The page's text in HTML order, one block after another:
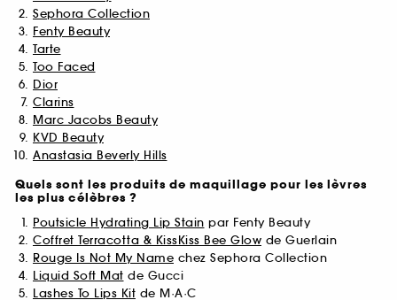
Sephora Collection
Fenty Beauty
Tarte
Too Faced
Dior
Clarins
Marc Jacobs Beauty
KVD Beauty
Anastasia Beverly Hills
Quels sont les produits de maquillage pour les lèvres
les plus célèbres ?
Poutsicle Hydrating Lip Stain par Fenty Beauty
Coffret Terracotta & KissKiss Bee Glow de Guerlain
Rouge Is Not My Name chez Sephora Collection
Liquid Soft Mat de Gucci
Lashes To Lips Kit de M·A·C